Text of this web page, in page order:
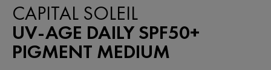
CAPITAL SOLEIL
UV-AGE DAILY SPF50+
PIGMENT MEDIUM